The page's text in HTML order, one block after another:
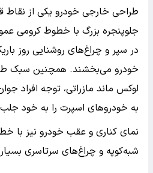
طراحی خارجی خودرو یکی از
جلوپنجره بزرگ با خطوط کرومی
در سپر و چراغ‌های روشنایی روز
خودرو می‌بخشند. همچنین سبک
لوکس ماند مازراتی، توجه افراد
به خودروهای اسپرت را به خود
نمای کناری و عقب خودرو نیز با
شبه‌کوپه و چراغ‌های سرتاسری